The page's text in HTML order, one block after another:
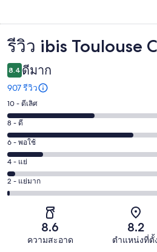
รีวิว
รีวิว ibis Toulouse
8.4 ดีมาก
907 รีวิว
คะแนน
10
-
ดี
เลิศ
304
จาก
10 - ดีเลิศ
คะแนน
8
-
ดี
441
จาก
8 - ดี
คะแนน
6
-
พอใช้
127
6 - พอใช้
คะแนน
4
-
4 - แย่
คะแนน
2
2 - แย่มาก
8.6
ความสะอาด
8.2
ตำแหน่งที่ตั้